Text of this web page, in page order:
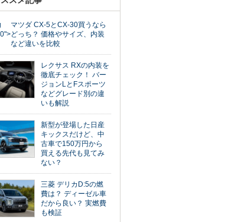
マツダ CX-5とCX-30買うなら
どっち？ 価格やサイズ、内装
など違いを比較
レクサス RXの内装を
徹底チェック！ バー
ジョンLとFスポーツ
などグレード別の違
いも解説
新型が登場した日産
キックスだけど、中
古車で150万円から
買える先代も見てみ
ない？
三菱 デリカD:5の燃
費は？ ディーゼル車
だから良い？ 実燃費
も検証